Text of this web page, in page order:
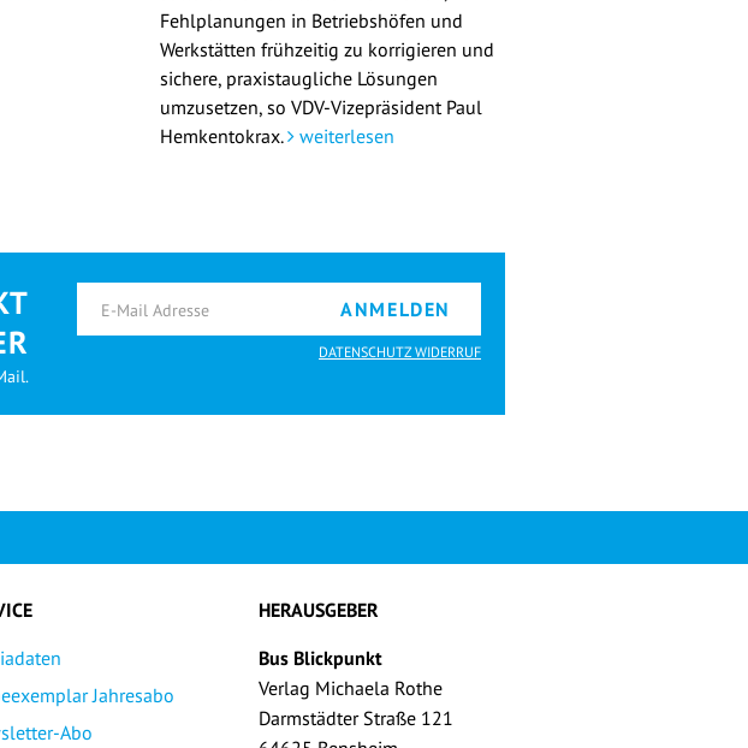
Fehlplanungen in Betriebshöfen und
Werkstätten frühzeitig zu korrigieren und
sichere, praxistaugliche Lösungen
umzusetzen, so VDV-Vizepräsident Paul
Hemkentokrax. weiterlesen
ANMELDEN
DATENSCHUTZ WIDERRUF
Jahresabo
Abo
HERAUSGEBER
Bus Blickpunkt
Verlag Michaela Rothe
Darmstädter Straße 121